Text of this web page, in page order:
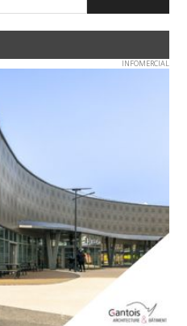
INFOMERCIAL